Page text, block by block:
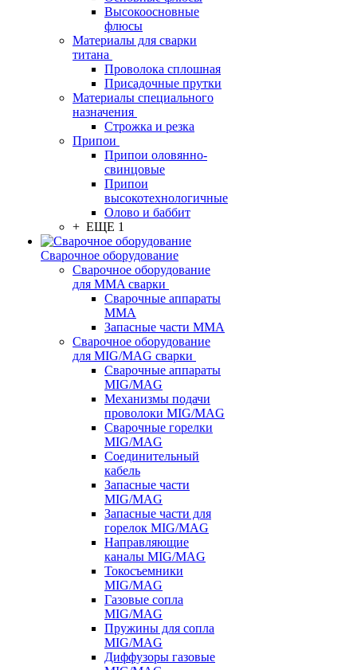
Высокоосновные
флюсы
Материалы для сварки
титана
Проволока сплошная
Присадочные прутки
Материалы специального
назначения
Строжка и резка
Припои
Припои оловянно-
свинцовые
Припои
высокотехнологичные
Олово и баббит
+ ЕЩЕ 1
Сварочное оборудование
Сварочное оборудование
для MMA сварки
Сварочные аппараты
MMA
Запасные части MMA
Сварочное оборудование
для MIG/MAG сварки
Сварочные аппараты
MIG/MAG
Механизмы подачи
проволоки MIG/MAG
Сварочные горелки
MIG/MAG
Соединительный
кабель
Запасные части
MIG/MAG
Запасные части для
горелок MIG/MAG
Направляющие
каналы MIG/MAG
Токосъемники
MIG/MAG
Газовые сопла
MIG/MAG
Пружины для сопла
MIG/MAG
Диффузоры газовые